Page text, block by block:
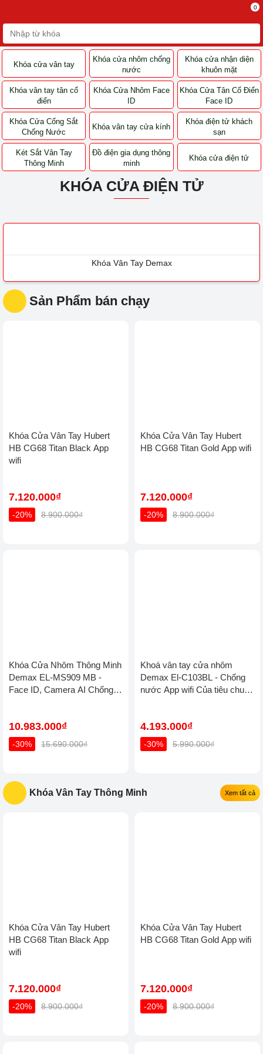
0
Khóa cửa vân tay
Khóa cửa nhôm
chống nước
Khóa cửa nhận diện
khuôn mặt
Khóa vân tay tân cổ
điển
Khóa Cửa Nhôm Face
ID
Khóa Cửa Tân Cổ
Điển Face ID
Khóa Cửa Cổng Sắt
Chống Nước
Khóa vân tay cửa
kính
Khóa điện tử khách
sạn
Két Sắt Vân Tay
Thông Minh
Đồ điện gia dụng
thông minh
Khóa cửa điện tử
KHÓA CỬA ĐIỆN TỬ
Khóa Vân Tay Demax
Sản Phẩm bán chạy
Khóa Cửa Vân Tay Hubert
HB CG68 Titan Black App
wifi
7.120.000₫
-20% 8.900.000₫
Khóa Cửa Vân Tay Hubert
HB CG68 Titan Gold App
7.120.000₫
-20% 8.900.000₫
Khóa Cửa Nhôm Thông
Minh Demax EL-MS909 MB -
Face ID, Camera AI Chống
10.983.000₫
-30% 15.690.000₫
Khoá vân tay cửa nhôm
Demax El-C103BL - Chống
nước App wifi Của tiêu
4.193.000₫
-30% 5.990.000₫
Khóa Vân Tay Thông Minh Xem tất cả
Khóa Cửa Vân Tay Hubert
HB CG68 Titan Black App
wifi
7.120.000₫
-20% 8.900.000₫
Khóa Cửa Vân Tay Hubert
HB CG68 Titan Gold App
7.120.000₫
-20% 8.900.000₫